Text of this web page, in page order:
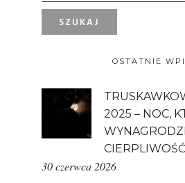
OSTATNIE
2025 – NOC,
CIERPLIWOŚĆ
30 czerwca 2026